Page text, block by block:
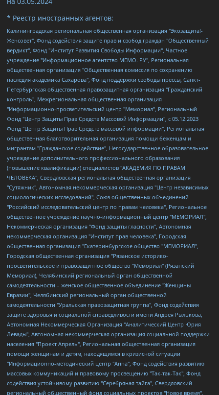
* Реестр иностранных агентов:
Калининградская региональная общественная организация "Экозащита!-Женсовет", Фонд содействия защите прав и свобод граждан "Общественный вердикт", Фонд "Институт Развития Свободы Информации", Частное учреждение "Информационное агентство МЕМО. РУ", Региональная общественная организация "Общественная комиссия по сохранению наследия академика Сахарова", Фонд поддержки свободы прессы, Санкт-Петербургская общественная правозащитная организация "Гражданский контроль", Межрегиональная общественная организация "Информационно-просветительский центр "Мемориал", Региональный Фонд "Центр Защиты Прав Средств Массовой Информации", с 05.12.2023 Фонд "Центр Защиты Прав Средств массовой информации", Региональная общественная благотворительная организация помощи беженцам и мигрантам "Гражданское содействие", Негосударственное образовательное учреждение дополнительного профессионального образования (повышение квалификации) специалистов "АКАДЕМИЯ ПО ПРАВАМ ЧЕЛОВЕКА", Свердловская региональная общественная организация "Сутяжник", Автономная некоммерческая организация "Центр независимых социологических исследований", Союз общественных объединений "Российский исследовательский центр по правам человека", Региональное общественное учреждение научно-информационный центр "МЕМОРИАЛ", Некоммерческая организация "Фонд защиты гласности", Автономная некоммерческая организация "Институт прав человека", Городская общественная организация "Екатеринбургское общество "МЕМОРИАЛ", Городская общественная организация "Рязанское историко-просветительское и правозащитное общество "Мемориал" (Рязанский Мемориал), Челябинский региональный орган общественной самодеятельности – женское общественное объединение "Женщины Евразии", Челябинский региональный орган общественной самодеятельности "Уральская правозащитная группа", Фонд содействия защите здоровья и социальной справедливости имени Андрея Рылькова, Автономная Некоммерческая Организация "Аналитический Центр Юрия Левады", Автономная некоммерческая организация социальной поддержки населения "Проект Апрель", Региональная общественная организация помощи женщинам и детям, находящимся в кризисной ситуации "Информационно-методический центр "Анна", Фонд содействия развитию массовых коммуникаций и правовому просвещению "Так-так-Так", Фонд содействия устойчивому развитию "Серебряная тайга", Свердловский региональный общественный фонд социальных проектов "Новое время", "Idel.Реалии", Кавказ.Реалии, Крым.Реалии, Телеканал Настоящее Время, Татаро-башкирская служба Радио Свобода (Azatliq Radiosi), Радио Свободная Европа/Радио Свобода (PCE/PC), "Сибирь.Реалии", "Фактограф", Благотворительный фонд помощи осужденным и их семьям, Автономная некоммерческая организация "Институт глобализации и социальных движений", Фонд "В защиту прав заключенных", Частное учреждение "Центр поддержки и содействия развитию средств массовой информации", Пензенский региональный общественный благотворительный фонд "Гражданский союз", "Север.Реалии", Некоммерческая организация Фонд "Правовая инициатива", Общество с ограниченной ответственностью "Радио Свободная Европа/Радио Свобода", Чешское информационное агентство "MEDIUM-ORIENT", Красноярская региональная общественная организация "Мы против СПИДа", Камалягин Денис Николаевич, Маркелов Сергей Евгеньевич, Пономарев Лев Александрович, Савицкая Людмила Алексеевна, Автономная некоммерческая организация "Центр по работе с проблемой насилия "НАСИЛИЮ.НЕТ", Межрегиональный профессиональный союз работников здравоохранения "Альянс врачей", Юридическое лицо, зарегистрированное в Латвийской Республике, SIA "Medusa Project" (регистрационный номер 40103797863, дата регистрации 10.06.2014), Некоммерческая организация "Фонд по борьбе с коррупцией", Автономная некоммерческая организация "Институт права и публичной политики", Баданин Роман Сергеевич, Гликин Максим Александрович, Железнова Мария Михайловна, Лукьянова Юлия Сергеевна, Маетная Елизавета Витальевна, Маняхин Петр Борисович, Чуракова Ольга Владимировна, Ярош Юлия Петровна, Юридическое лицо "The Insider SIA", зарегистрированное в Риге, Латвийская Республика (дата регистрации 26.06.2015), являющееся администратором доменного имени интернет-издания "The Insider SIA", https://theins.ru, Постернак Алексей Евгеньевич, Рубин Михаил Аркадьевич, Анин Роман Александрович, Юридическое лицо Istories fonds, зарегистрированное в Латвийской Республике (регистрационный номер 50008295751, дата регистрации 24.02.2020), Великовский Дмитрий Александрович, Долинина Ирина Николаевна, Мароховская Алеся Алексеевна, Шлейнов Роман Юрьевич, Шмагун Олеся Валентиновна, Общество с ограниченной ответственностью "Альтаир 2021", Общество с ограниченной ответственностью "Вега 2021", Общество с ограниченной ответственностью "Главный редактор 2021", Общество с ограниченной ответственностью "Ромашки монолит", Важенков Артем Валерьевич, Ивановская областная общественная организация "Центр гендерных исследований", Гурман Юрий Альбертович, Медиапроект "ОВД-Инфо", Егоров Владимир Владимирович, Жилинский Владимир Александрович, Общество с ограниченной ответственностью "ЗП", Иванова София Юрьевна, Карезина Инна Павловна, Кильтау Екатерина Викторовна, Петров Алексей Викторович, Пискунов Сергей Евгеньевич, Смирнов Сергей Сергеевич, Тихонов Михаил Сергеевич, Общество с ограниченной ответственностью "ЖУРНАЛИСТ-ИНОСТРАННЫЙ АГЕНТ", Арапова Галина Юрьевна, Вольтская Татьяна Анатольевна, Американская компания "Mason G.E.S. Anonymous Foundation" (США), являющаяся владельцем интернет-издания https://mnews.world/, Компания "Stichting Bellingcat", зарегистрированная в Нидерландах (дата регистрации 11.07.2018), Захаров Андрей Вячеславович, Клепиковская Екатерина Дмитриевна, Общество с ограниченной ответственностью "МЕМО", Перл Роман Александрович, Симонов Евгений Алексеевич, Соловьева Елена Анатольевна, Сотников Даниил Владимирович, Сурначева Елизавета Дмитриевна, Автономная некоммерческая организация по защите прав человека и информированию населения "Якутия – Наше Мнение", Общество с ограниченной ответственностью "Москоу диджитал медиа", с 26.01.2023 Общество с ограниченной ответственностью "Чайка Белые сады", Ветошкина Валерия Валерьевна, Заговора Максим Александрович, Межрегиональное общественное движение "Российская ЛГБТ - сеть", Оленичев Максим Владимирович, Павлов Иван Юрьевич, Скворцова Елена Сергеевна, Общество с ограниченной ответственностью "Как бы инагент", Кочетков Игорь Викторович, Общество с ограниченной ответственностью "Честные выборы", Еланчик Олег Александрович, Общество с ограниченной ответственностью "Нобелевский призыв", Гималова Регина Эмилевна, Григорьев Андрей Валерьевич, Григорьева Алина Александровна, Ассоциация по содействию защите прав призывников, альтернативнослужащих и военнослужащих "Правозащитная группа "Гражданин.Армия.Право", Хисамова Регина Фаритовна, Автономная некоммерческая организация по реализации социально-правовых программ "Лилит", Дальневосточное общественное движение "Маяк", Санкт-Петербургская ЛГБТ-инициативная группа "Выход", Инициативная группа ЛГБТ+ "Реверс", Алексеев Андрей Викторович, Бекбулатова Таисия Львовна, Беляев Иван Михайлович, Владыкина Елена Сергеевна, Гельман Марат Александрович, Никульшина Вероника Юрьевна, Толоконникова Надежда Андреевна, Шендерович Виктор Анатольевич, Общество с ограниченной ответственностью "Данное сообщение", Общество с ограниченной ответственностью Издательский дом "Новая глава", Айнбиндер Александра Александровна, Московский комьюнити-центр для ЛГБТ+инициатив, Благотворительный фонд развития филантропии, Deutsche Welle (Германия, Kurt-Schumacher-Strasse 3, 53113 Bonn), Борзунова Мария Михайловна, Воробьев Виктор Викторович, Голубева Анна Львовна, Константинова Алла Михайловна, Малкова Ирина Владимировна, Мурадов Мурад Абдулгалимович, Осетинская Елизавета Николаевна, Понасенков Евгений Николаевич, Ганапольский Матвей Юрьевич, Киселев Евгений Алексеевич, Борухович Ирина Григорьевна, Дремин Иван Тимофеевич, Дубровский Дмитрий Викторович, Красноярская региональная общественная организация поддержки и развития альтернативных образовательных технологий и межкультурных коммуникаций "ИНТЕРРА", Маяковская Екатерина Алексеевна, Фейгин Марк Захарович, Филимонов Андрей Викторович, Дзугкоева Регина Николаевна, Доброхотов Роман Александрович, Дудь Юрий Александрович, Елкин Сергей Владимирович, Кругликов Кирилл Игоревич, Сабунаева Мария Леонидовна, Семенов Алексей Владимирович, Шаинян Карен Багратович, Шульман Екатерина Михайловна, Асафьев Артур Валерьевич, Вахштайн Виктор Семенович, Венедиктов Алексей Алексеевич, Лушникова Екатерина Евгеньевна, Волков Леонид Михайлович, Невзоров Александр Глебович, Пархоменко Сергей Борисович, Сироткин Ярослав Николаевич, Кара-Мурза Владимир Владимирович, Баранова Наталья Владимировна, Гозман Леонид Яковлевич, Кагарлицкий Борис Юльевич, Климарев Михаил Валерьевич, Милов Владимир Станиславович, Автономная некоммерческая организация Краснодарский центр современного искусства "Типография", Моргенштерн Алишер Тагирович, Соболь Любовь Эдуардовна, Общество с ограниченной ответственностью "ЛИЗА НОРМ", Каспаров Гарри Кимович, Ходорковский Михаил Борисович, Общество с ограниченной ответственностью "Апрельские тезисы", Данилович Ирина Брониславовна, Кашин Олег Владимирович, Петров Николай Владимирович, Пивоваров Алексей Владимирович, Соколов Михаил Владимирович, Цветкова Юлия Владимировна, Чичваркин Евгений Александрович, Комитет против пыток/Команда против пыток, Общество с ограниченной ответственностью "Первый научный", Общество с ограниченной ответственностью "Вертолет и ко", Белоцерковская Вероника Борисовна, Кац Максим Евгеньевич, Лазарева Татьяна Юрьевна, Шаведдинов Руслан Табризович, Яшин Илья Валерьевич, Общество с ограниченной ответственностью "Иноагент ААВ", Алешковский Дмитрий Петрович, Альбац Евгения Марковна, Быков Дмитрий Львович, Галямина Юлия Евгеньевна, Лойко Сергей Леонидович, Мартынов Кирилл Константинович, Медведев Сергей Александрович, Крашенинников Федор Геннадиевич, Гордеева Катерина Вл